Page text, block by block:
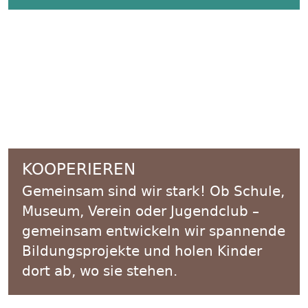
KOOPERIEREN
Gemeinsam sind wir stark! Ob Schule,
Museum, Verein oder Jugendclub –
gemeinsam entwickeln wir spannende
Bildungsprojekte und holen Kinder
dort ab, wo sie stehen.